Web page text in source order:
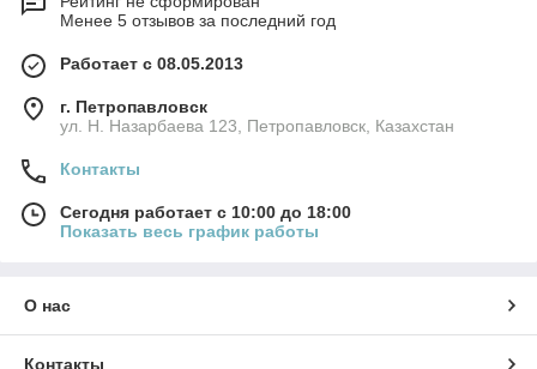
Менее 5 отзывов за последний год
Работает с 08.05.2013
г. Петропавловск
ул. Н. Назарбаева 123, Петропавловск, Казахстан
Контакты
Сегодня работает с 10:00 до 18:00
Показать весь график работы
О нас
Контакты